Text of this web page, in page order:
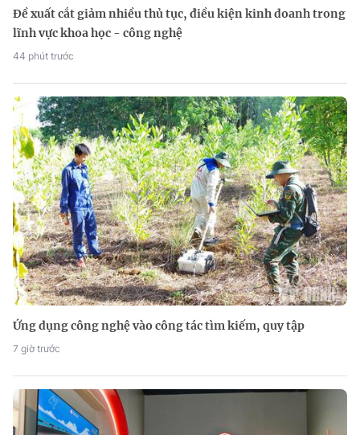
Đề xuất cắt giảm nhiều thủ tục, điều kiện kinh doanh trong
lĩnh vực khoa học - công nghệ
44 phút trước
Ứng dụng công nghệ vào công tác tìm kiếm, quy tập
7 giờ trước